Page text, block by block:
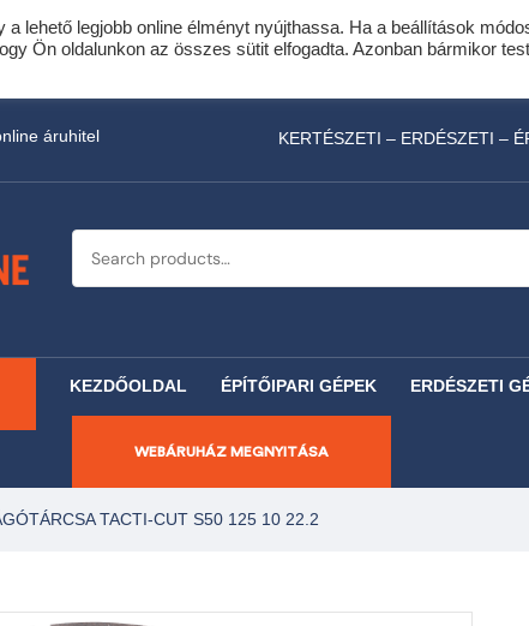
Cofidis expressz online
minden akciós HQ láncfűrészhez ajándékba
áruhitel KERTÉSZETI – ERDÉSZETI –
KEZDŐOLDAL ÉPÍTŐIPARI GÉPEK ERDÉSZETI
WEBÁRUHÁZ MEGNYITÁSA
TACTI-CUT S50 125 10 22.2
a lehető legjobb online élményt nyújthassa. Ha a beállítások
Ön oldalunkon az összes sütit elfogadta. Azonban bármikor